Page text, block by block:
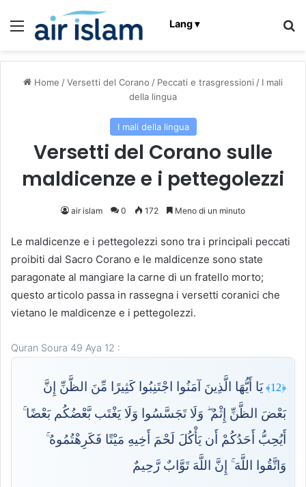
Menu Lang ▾
Home /Versetti del Corano / Peccati e trasgressioni / I mali
della lingua
I mali della lingua
Versetti del Corano sulle
maldicenze e i pettegolezzi
air islam 0 172 Meno di un minuto
Le maldicenze e i pettegolezzi sono tra i principali peccati
proibiti dal Sacro Corano e le maldicenze sono state
paragonate al mangiare la carne di un fratello morto;
questo articolo passa in rassegna i versetti coranici che
vietano le maldicenze e i pettegolezzi.
Quran Soura 49 Aya 12 :
﴿12﴾
يَا أَيُّهَا الَّذِينَ آمَنُوا اجْتَنِبُوا كَثِيرًا مِّنَ الظَّنِّ إِنَّ
بَعْضَ الظَّنِّ إِثْمٌ ۖ وَلَا تَجَسَّسُوا وَلَا يَغْتَب بَّعْضُكُم بَعْضًا ۚ
أَيُحِبُّ أَحَدُكُمْ أَن يَأْكُلَ لَحْمَ أَخِيهِ مَيْتًا فَكَرِهْتُمُوهُ ۚ
وَاتَّقُوا اللَّهَ ۚ إِنَّ اللَّهَ تَوَّابٌ رَّحِيمٌ